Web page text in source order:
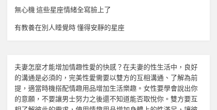
無心機 這些星座情緒全寫臉上了
有教養在別人睡覺時 懂得安靜的星座
夫妻怎麼才能增加情趣性愛的快感？在夫妻的性生活中，良好
的溝通是必須的，完美性愛需要以雙方的互相溝通、了解為前
提，適當時機搭配情趣用品增加生活樂趣。女性要學會說出你
的意願，不要讓男士努力之後還不知道能否取悅你。雙方要互